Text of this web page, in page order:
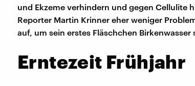
und Ekzeme verhindern und gegen Cellulite
Reporter Martin Krinner eher weniger
auf, um sein erstes Fläschchen Birkenwasser
Erntezeit Frühjahr